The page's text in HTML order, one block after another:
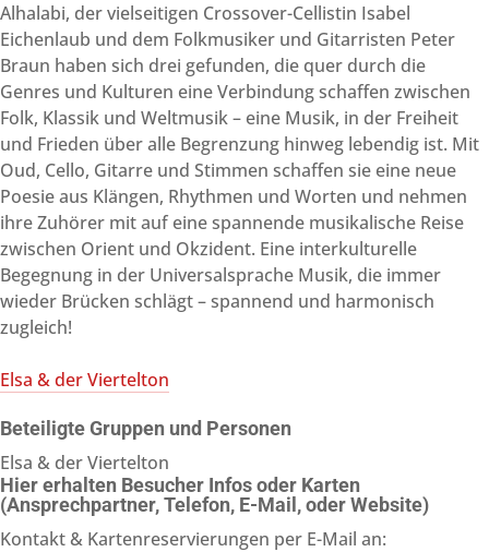
Alhalabi, der vielseitigen Crossover-Cellistin Isabel
Eichenlaub und dem Folkmusiker und Gitarristen Peter
Braun haben sich drei gefunden, die quer durch die
Genres und Kulturen eine Verbindung schaffen zwischen
Folk, Klassik und Weltmusik – eine Musik, in der Freiheit
und Frieden über alle Begrenzung hinweg lebendig ist. Mit
Oud, Cello, Gitarre und Stimmen schaffen sie eine neue
Poesie aus Klängen, Rhythmen und Worten und nehmen
ihre Zuhörer mit auf eine spannende musikalische Reise
zwischen Orient und Okzident. Eine interkulturelle
Begegnung in der Universalsprache Musik, die immer
wieder Brücken schlägt – spannend und harmonisch
zugleich!
Elsa & der Viertelton
Beteiligte Gruppen und Personen
Elsa & der Viertelton
Hier erhalten Besucher Infos oder Karten
(Ansprechpartner, Telefon, E-Mail, oder Website)
Kontakt & Kartenreservierungen per E-Mail an: